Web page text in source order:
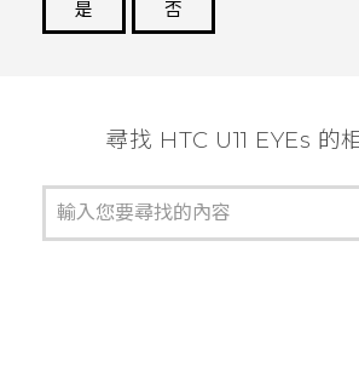
是
否
尋找 HTC U11 EYEs 的